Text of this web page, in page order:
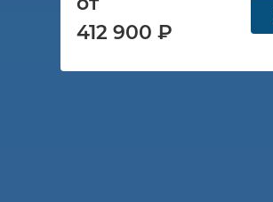
412 900 ₽